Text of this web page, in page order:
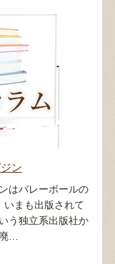
ン
はバレーボールの
いまも出版されて
う独立系出版社か
…